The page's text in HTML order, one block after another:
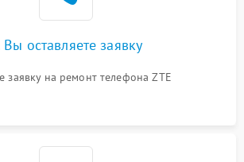
Вы оставляете заявку
заявку на ремонт телефона ZTE